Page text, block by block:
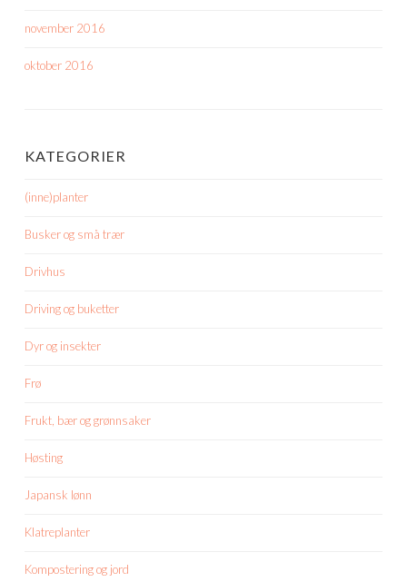
november 2016
oktober 2016
KATEGORIER
(inne)planter
Busker og små trær
Drivhus
Driving og buketter
Dyr og insekter
Frø
Frukt, bær og grønnsaker
Høsting
Japansk lønn
Klatreplanter
Kompostering og jord